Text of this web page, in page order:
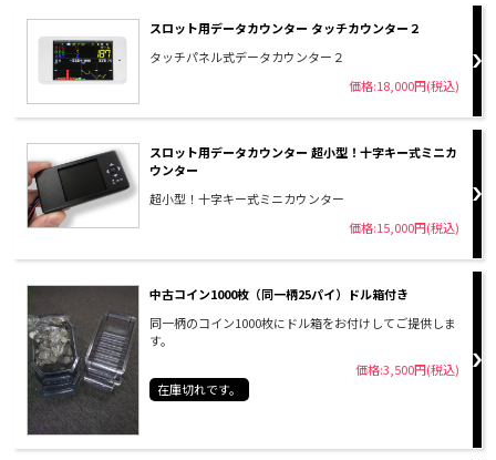
スロット用データカウンター タッチカウンター２
タッチパネル式データカウンター２
価格:18,000円(税込)
スロット用データカウンター 超小型！十字キー式ミニカ
ウンター
超小型！十字キー式ミニカウンター
価格:15,000円(税込)
中古コイン1000枚（同一柄25パイ）ドル箱付き
同一柄のコイン1000枚にドル箱をお付けしてご提供しま
す。
価格:3,500円(税込)
在庫切れです。